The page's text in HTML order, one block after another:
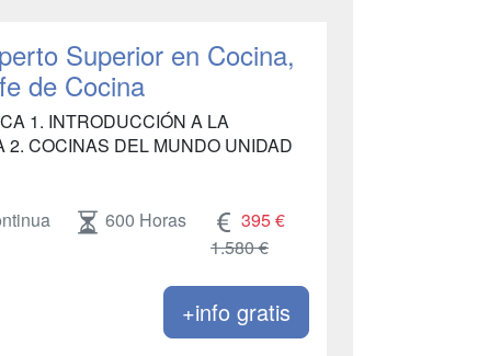
Superior en Cocina,
de Cocina
1. INTRODUCCIÓN A LA
COCINAS DEL MUNDO UNIDAD
600 Horas
395 €
1.580 €
+info gratis